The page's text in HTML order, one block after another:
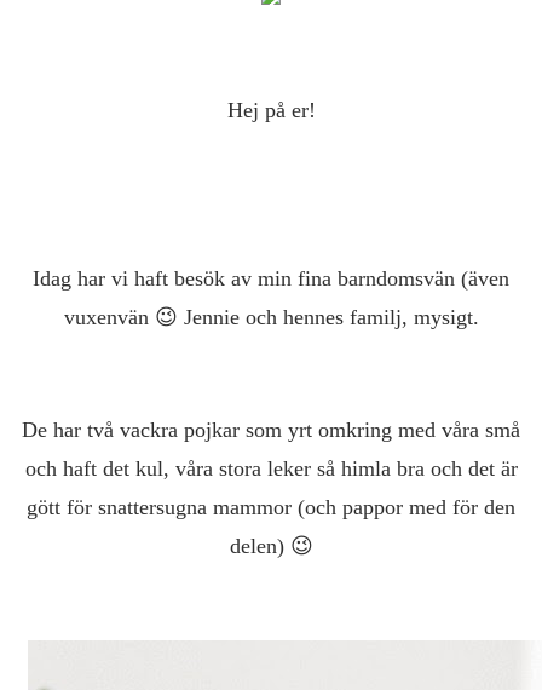
Hej på er!
Idag har vi haft besök av min fina barndomsvän (även
vuxenvän 😉 Jennie och hennes familj, mysigt.
De har två vackra pojkar som yrt omkring med våra små
och haft det kul, våra stora leker så himla bra och det är
gött för snattersugna mammor (och pappor med för den
delen) 😉